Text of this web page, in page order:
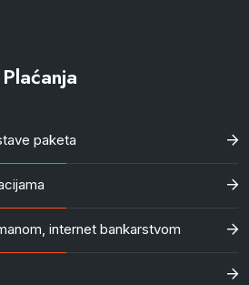
paketa
internet bankarstvom